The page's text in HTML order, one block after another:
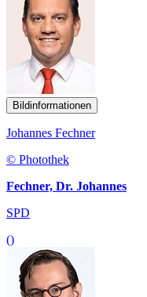
Bildinformationen
Johannes Fechner
© Photothek
Fechner, Dr. Johannes
SPD
()